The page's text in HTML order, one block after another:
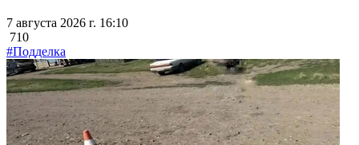
7 августа 2026 г. 16:10
710
#Подделка